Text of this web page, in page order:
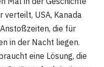
verteilt, USA, Kanada
die für
in der Nacht liegen.
eine Lösung, die